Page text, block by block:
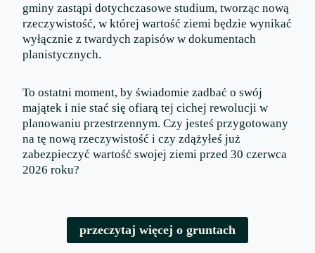
gminy zastąpi dotychczasowe studium, tworząc nową
rzeczywistość, w której wartość ziemi będzie wynikać
wyłącznie z twardych zapisów w dokumentach
planistycznych.
To ostatni moment, by świadomie zadbać o swój
majątek i nie stać się ofiarą tej cichej rewolucji w
planowaniu przestrzennym. Czy jesteś przygotowany
na tę nową rzeczywistość i czy zdążyłeś już
zabezpieczyć wartość swojej ziemi przed 30 czerwca
2026 roku?
przeczytaj więcej o gruntach